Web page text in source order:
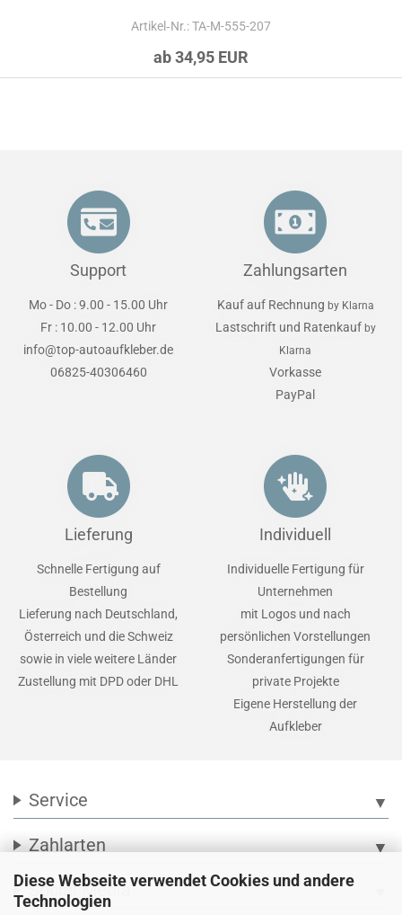
Diese Webseite verwendet Cookies und andere
Technologien
Artikel‑Nr.: TA-M-555-207
ab 34,95 EUR
Support
Mo - Do : 9.00 - 15.00 Uhr
Fr : 10.00 - 12.00 Uhr
info@top-autoaufkleber.de
06825-40306460
Zahlungsarten
Kauf auf Rechnung by Klarna
Lastschrift und Ratenkauf by
Klarna
Vorkasse
PayPal
Lieferung
Schnelle Fertigung auf
Bestellung
Lieferung nach Deutschland,
Österreich und die Schweiz
sowie in viele weitere Länder
Zustellung mit DPD oder DHL
Individuell
Individuelle Fertigung für
Unternehmen
mit Logos und nach
persönlichen Vorstellungen
Sonderanfertigungen für
private Projekte
Eigene Herstellung der
Aufkleber
Service ▼
Zahlarten ▼
Social Media